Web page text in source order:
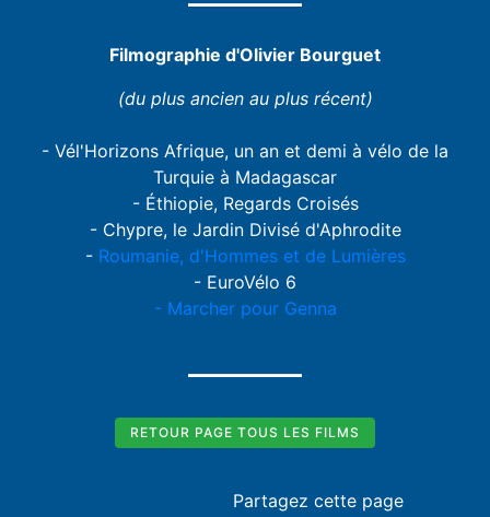
Filmographie d'Olivier Bourguet
(du plus ancien au plus récent)
- Vél'Horizons Afrique, un an et demi à vélo de la
Turquie à Madagascar
- Éthiopie, Regards Croisés
- Chypre, le Jardin Divisé d'Aphrodite
- Roumanie, d'Hommes et de Lumières
- EuroVélo 6
- Marcher pour Genna
RETOUR PAGE TOUS LES FILMS
Partagez cette page